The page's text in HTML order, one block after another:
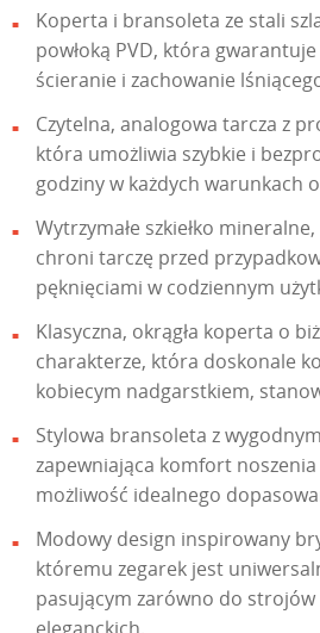
Koperta i bransoleta ze stali
powłoką PVD, która
ścieranie i zachowanie
Czytelna, analogowa tarcza z
która umożliwia szybkie i
godziny w każdych warunkach
Wytrzymałe szkiełko
chroni tarczę przed
pęknięciami w codziennym
Klasyczna, okrągła koperta o
charakterze, która doskonale
kobiecym nadgarstkiem,
Stylowa bransoleta z
zapewniająca komfort noszenia
możliwość idealnego
Modowy design inspirowany
któremu zegarek jest
pasującym zarówno do strojów